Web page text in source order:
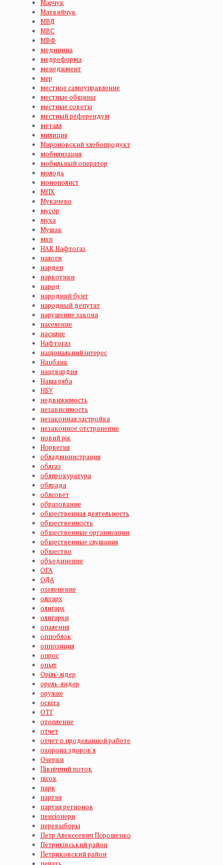
Марчук
Матвийчук
МВД
МВС
МВФ
медицина
медреформа
менеджмент
мер
местное самоуправление
местные общины
местные советы
местный референдум
металл
милиция
Мироновский хлебопродукт
мобилизация
мобильный оператор
молодь
монополист
МПХ
Мукачево
мусор
муха
Мушак
мхп
НАК Нафтогаз
налоги
нардеп
наркотики
народ
народний бунт
народный депутат
нарушение закона
население
насилие
Нафтогаз
національний інтерес
Нацбанк
нацгвардия
Наша ряба
НБУ
недвижимость
независимость
незаконная застройка
незаконное отстранение
новий рік
Норвегия
обладминистрация
облгаз
облпрокуратура
облрада
облсовет
образование
общественная деятельность
общественность
общественные организации
общественные слушания
общество
объединение
ОГА
ОДА
озеленение
олігарх
олигарх
олигархи
опалення
оппоблок
оппозиция
опрос
опыт
Оріль-лідер
орель-лидер
оружие
освіта
ОТГ
отопление
отчет
отчет о проделанной работе
охорона здоров'я
Очерки
Північний поток
пісок
парк
партия
партия регионов
пенсіонери
перевыборы
Петр Алексеевич Порошенко
Петриківський район
Петриковский район